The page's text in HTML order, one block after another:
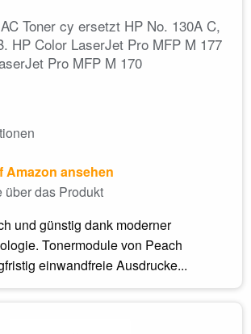
Toner cy ersetzt HP No. 130A C,
HP Color LaserJet Pro MFP M 177
Pro MFP M 170
Amazon ansehen
das Produkt
und günstig dank moderner
Tonermodule von Peach
einwandfreie Ausdrucke...